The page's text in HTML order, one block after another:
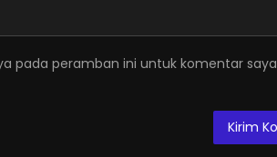
pada peramban ini untuk komentar saya